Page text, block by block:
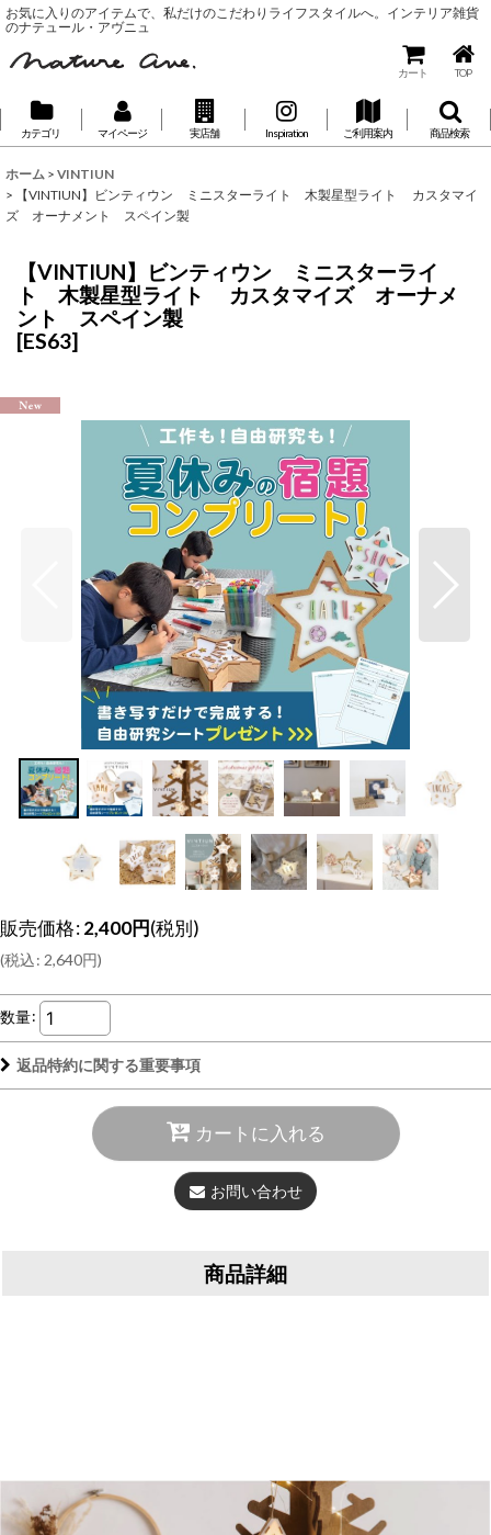
お気に入りのアイテムで、私だけのこだわりライフスタイルへ。インテリア雑貨
のナテュール・アヴニュ
カート TOP
カテゴリ マイページ 実店舗 Inspiration ご利用案内 商品検索
ホーム > VINTIUN
>
【VINTIUN】ビンティウン ミニスターライト 木製星型ライト カスタマイ
ズ オーナメント スペイン製
【VINTIUN】ビンティウン ミニスターライ
ト 木製星型ライト カスタマイズ オーナメ
ント スペイン製
[ES63]
販売価格:2,400円(税別)
(税込: 2,640円)
数量:
返品特約に関する重要事項
カートに入れる
お問い合わせ
商品詳細